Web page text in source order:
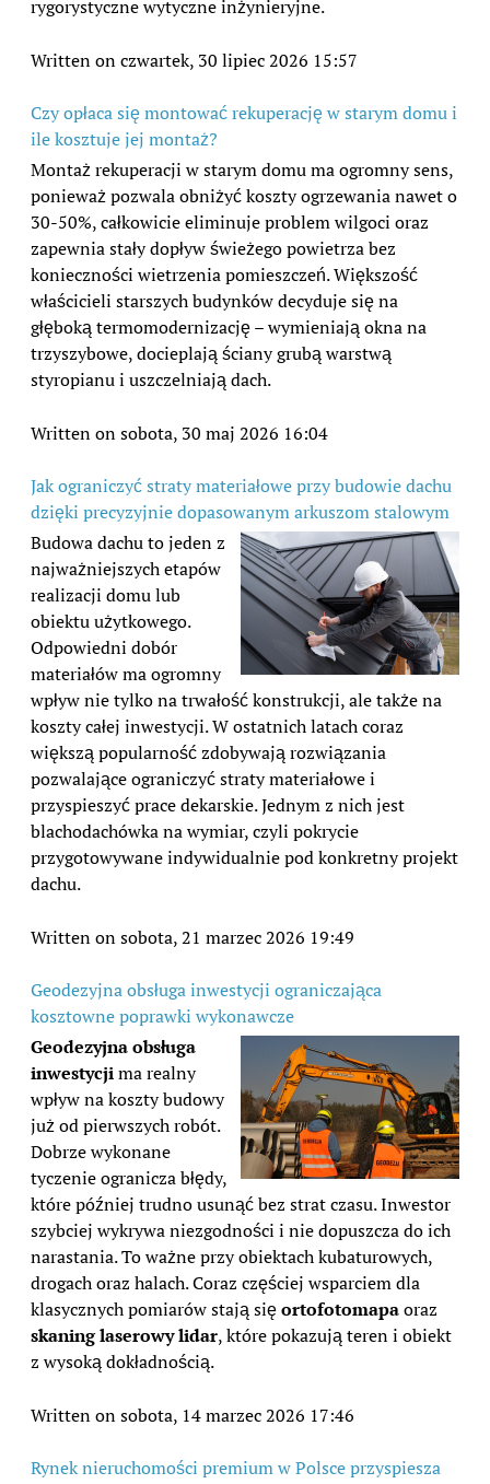
rygorystyczne wytyczne inżynieryjne.
Written on czwartek, 30 lipiec 2026 15:57
Czy opłaca się montować rekuperację w starym domu i
ile kosztuje jej montaż?
Montaż rekuperacji w starym domu ma ogromny sens,
ponieważ pozwala obniżyć koszty ogrzewania nawet o
30-50%, całkowicie eliminuje problem wilgoci oraz
zapewnia stały dopływ świeżego powietrza bez
konieczności wietrzenia pomieszczeń. Większość
właścicieli starszych budynków decyduje się na
głęboką termomodernizację – wymieniają okna na
trzyszybowe, docieplają ściany grubą warstwą
styropianu i uszczelniają dach.
Written on sobota, 30 maj 2026 16:04
Jak ograniczyć straty materiałowe przy budowie dachu
dzięki precyzyjnie dopasowanym arkuszom stalowym
Budowa dachu to jeden z
najważniejszych etapów
realizacji domu lub
obiektu użytkowego.
Odpowiedni dobór
materiałów ma ogromny
wpływ nie tylko na trwałość konstrukcji, ale także na
koszty całej inwestycji. W ostatnich latach coraz
większą popularność zdobywają rozwiązania
pozwalające ograniczyć straty materiałowe i
przyspieszyć prace dekarskie. Jednym z nich jest
blachodachówka na wymiar, czyli pokrycie
przygotowywane indywidualnie pod konkretny projekt
dachu.
Written on sobota, 21 marzec 2026 19:49
Geodezyjna obsługa inwestycji ograniczająca
kosztowne poprawki wykonawcze
Geodezyjna obsługa
inwestycjima realny
wpływ na koszty budowy
już od pierwszych robót.
Dobrze wykonane
tyczenie ogranicza błędy,
które później trudno usunąć bez strat czasu. Inwestor
szybciej wykrywa niezgodności i nie dopuszcza do ich
narastania. To ważne przy obiektach kubaturowych,
drogach oraz halach. Coraz częściej wsparciem dla
klasycznych pomiarów stają sięortofotomapaoraz
skaning laserowy lidar, które pokazują teren i obiekt
z wysoką dokładnością.
Written on sobota, 14 marzec 2026 17:46
Rynek nieruchomości premium w Polsce przyspiesza